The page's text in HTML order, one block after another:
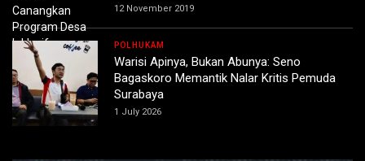
12 November 2019
POLHUKAM
Warisi Apinya, Bukan Abunya: Seno
Bagaskoro Memantik Nalar Kritis Pemuda
Surabaya
1 July 2026